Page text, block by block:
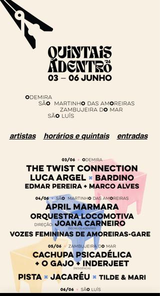
Quintais Adentro
artistas horários e quintais entradas